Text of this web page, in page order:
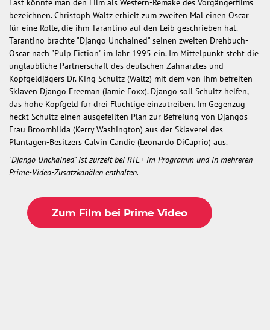
bezeichnen. Christoph Waltz erhielt zum zweiten Mal einen Oscar
für eine Rolle, die ihm Tarantino auf den Leib geschrieben hat.
Tarantino brachte "Django Unchained" seinen zweiten Drehbuch-
Oscar nach "Pulp Fiction" im Jahr 1995 ein. Im Mittelpunkt steht die
unglaubliche Partnerschaft des deutschen Zahnarztes und
Kopfgeldjägers Dr. King Schultz (Waltz) mit dem von ihm befreiten
Sklaven Django Freeman (Jamie Foxx). Django soll Schultz helfen,
das hohe Kopfgeld für drei Flüchtige einzutreiben. Im Gegenzug
heckt Schultz einen ausgefeilten Plan zur Befreiung von Djangos
Frau Broomhilda (Kerry Washington) aus der Sklaverei des
Plantagen-Besitzers Calvin Candie (Leonardo DiCaprio) aus.
"Django Unchained" ist zurzeit bei RTL+ im Programm und in mehreren
Prime-Video-Zusatzkanälen enthalten.
Zum Film bei Prime Video